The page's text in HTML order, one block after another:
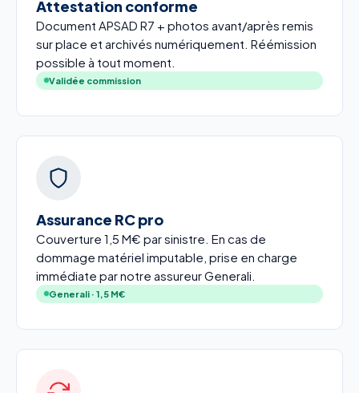
Attestation conforme
Document APSAD R7 + photos avant/après remis
sur place et archivés numériquement. Réémission
possible à tout moment.
Validée commission
Assurance RC pro
Couverture 1,5 M€ par sinistre. En cas de
dommage matériel imputable, prise en charge
immédiate par notre assureur Generali.
Generali · 1,5 M€